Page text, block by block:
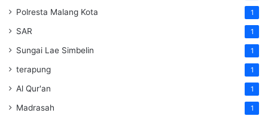
Polresta Malang Kota 1
SAR 1
Sungai Lae Simbelin 1
terapung 1
Al Qur'an 1
Madrasah 1